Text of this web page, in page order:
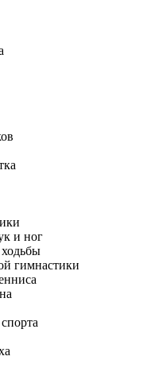
и ног
гимнастики